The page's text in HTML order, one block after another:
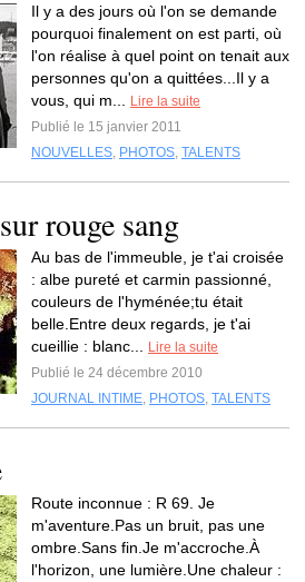
Il y a des jours où l'on se demande
pourquoi finalement on est parti, où
l'on réalise à quel point on tenait aux
personnes qu'on a quittées...Il y a
vous, qui m...
Lire la suite
Publié le 15 janvier 2011
NOUVELLES, PHOTOS, TALENTS
rouge sang
Au bas de l'immeuble, je t'ai croisée
: albe pureté et carmin passionné,
couleurs de l'hyménée;tu était
belle.Entre deux regards, je t'ai
cueillie : blanc...
Lire la suite
Publié le 24 décembre 2010
JOURNAL INTIME, PHOTOS, TALENTS
Route inconnue : R 69. Je
m'aventure.Pas un bruit, pas une
ombre.Sans fin.Je m'accroche.À
l'horizon, une lumière.Une chaleur :